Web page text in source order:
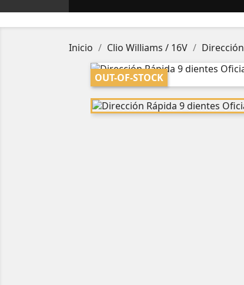
Inicio Clio Williams / 16V Dirección
OUT-OF-STOCK